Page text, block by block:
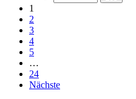
1
2
3
4
5
…
24
Nächste